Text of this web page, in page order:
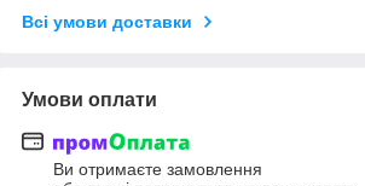
Всі умови доставки
Умови оплати
Ви отримаєте замовлення